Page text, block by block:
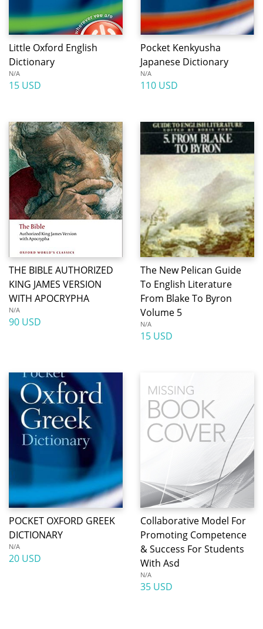
Little Oxford English
Dictionary
N/A
15 USD
Pocket Kenkyusha
Japanese Dictionary
N/A
110 USD
THE BIBLE AUTHORIZED
KING JAMES VERSION
WITH APOCRYPHA
N/A
90 USD
The New Pelican Guide
To English Literature
From Blake To Byron
Volume 5
N/A
15 USD
POCKET OXFORD GREEK
DICTIONARY
N/A
20 USD
Collaborative Model For
Promoting Competence
& Success For Students
With Asd
N/A
35 USD